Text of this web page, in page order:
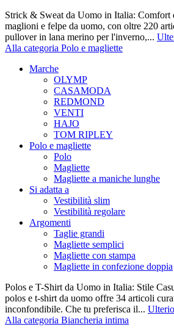
Strick & Sweat da Uomo in Italia: Comfort
maglioni e felpe da uomo, con oltre 220
pullover in lana merino per l'inverno,...
Alla categoria Polo e magliette
Marche
OLYMP
CASAMODA
REDMOND
VENTI
HAJO
TOM RIPLEY
Polo e magliette
Polo
Magliette
Magliette a maniche lunghe
Si adatta a
Vestibilità slim
Vestibilità regolare
Argomenti
Taglie grandi
Magliette semplici
Magliette con stampa
Magliette in confezione doppia
Polos e T-Shirt da Uomo in Italia: Stile
polos e t-shirt da uomo offre 34 articoli
inconfondibile. Che tu preferisca il...
Alla categoria Biancheria intima